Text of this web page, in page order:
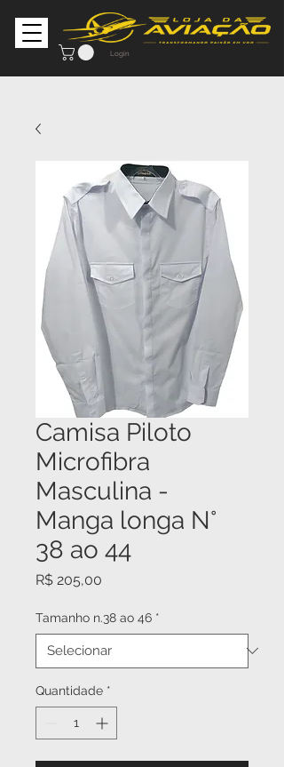
Login
Camisa Piloto
Microfibra
Masculina -
Manga longa N°
38 ao 44
R$ 205,00
Tamanho n.38 ao 46 *
Quantidade *